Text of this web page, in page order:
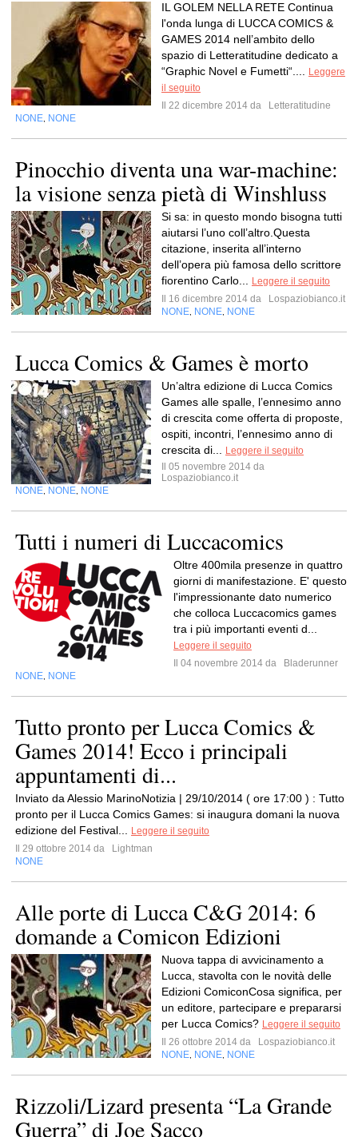
IL GOLEM NELLA RETE Continua
l'onda lunga di LUCCA COMICS &
GAMES 2014 nell’ambito dello
spazio di Letteratitudine dedicato a
“Graphic Novel e Fumetti“....
Leggere
il seguito
Il 22 dicembre 2014 da
Letteratitudine
NONE NONE
Pinocchio diventa una war-machine:
la visione senza pietà di Winshluss
Si sa: in questo mondo bisogna tutti
aiutarsi l’uno coll’altro.Questa
citazione, inserita all’interno
dell’opera più famosa dello scrittore
fiorentino Carlo...
Leggere il seguito
Il 16 dicembre 2014 da
Lospaziobianco.it
NONE NONE NONE
Lucca Comics & Games è morto
Un’altra edizione di Lucca Comics
Games alle spalle, l’ennesimo anno
di crescita come offerta di proposte,
ospiti, incontri, l’ennesimo anno di
crescita di...
Leggere il seguito
Il 05 novembre 2014 da
Lospaziobianco.it
NONE NONE NONE
Tutti i numeri di Luccacomics
Oltre 400mila presenze in quattro
giorni di manifestazione. E' questo
l'impressionante dato numerico
che colloca Luccacomics games
tra i più importanti eventi d...
Leggere il seguito
Il 04 novembre 2014 da
Bladerunner
NONE NONE
Tutto pronto per Lucca Comics &
Games 2014! Ecco i principali
appuntamenti di...
Inviato da Alessio MarinoNotizia | 29/10/2014 ( ore 17:00 ) : Tutto
pronto per il Lucca Comics Games: si inaugura domani la nuova
edizione del Festival...
Leggere il seguito
Il 29 ottobre 2014 da
Lightman
NONE
Alle porte di Lucca C&G 2014: 6
domande a Comicon Edizioni
Nuova tappa di avvicinamento a
Lucca, stavolta con le novità delle
Edizioni ComiconCosa significa, per
un editore, partecipare e prepararsi
per Lucca Comics? Leggere il seguito
Il 26 ottobre 2014 da
Lospaziobianco.it
NONE NONE NONE
Rizzoli/Lizard presenta “La Grande
Guerra” di Joe Sacco